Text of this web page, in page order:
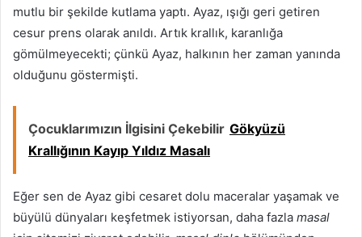
mutlu bir şekilde kutlama yaptı. Ayaz, ışığı geri getiren
cesur prens olarak anıldı. Artık krallık, karanlığa
gömülmeyecekti; çünkü Ayaz, halkının her zaman yanında
olduğunu göstermişti.
Çocuklarımızın İlgisini Çekebilir Gökyüzü
Krallığının Kayıp Yıldız Masalı
Eğer sen de Ayaz gibi cesaret dolu maceralar yaşamak ve
büyülü dünyaları keşfetmek istiyorsan, daha fazla masal